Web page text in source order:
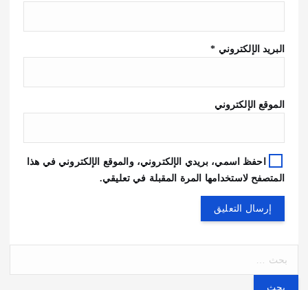
البريد الإلكتروني *
الموقع الإلكتروني
احفظ اسمي، بريدي الإلكتروني، والموقع الإلكتروني في هذا
المتصفح لاستخدامها المرة المقبلة في تعليقي.